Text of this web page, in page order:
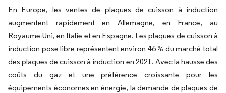
En Europe, les ventes de plaques de cuisson à induction
augmentent rapidement en Allemagne, en France, au
Royaume-Uni, en Italie et en Espagne. Les plaques de cuisson à
induction pose libre représentent environ 46 % du marché total
des plaques de cuisson à induction en 2021. Avec la hausse des
coûts du gaz et une préférence croissante pour les
équipements économes en énergie, la demande de plaques de